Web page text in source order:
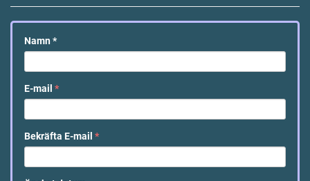
Namn *
E-mail *
Bekräfta E-mail *